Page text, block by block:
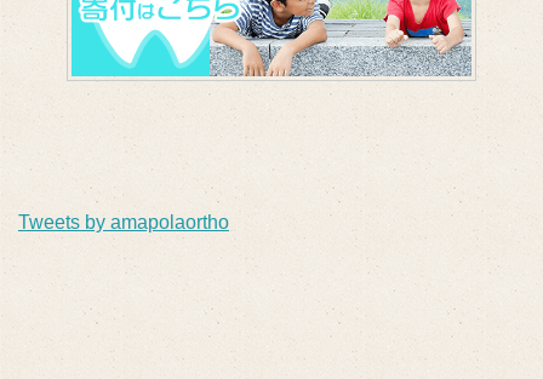
Tweets by amapolaortho